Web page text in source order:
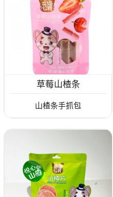
草莓山楂条
山楂条手抓包